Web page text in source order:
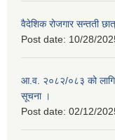
वैदेशिक रोजगार सन्तती
Post date: 10/28/
आ.व. २०८२/०८३ को लागि
सूचना ।
Post date: 02/12/